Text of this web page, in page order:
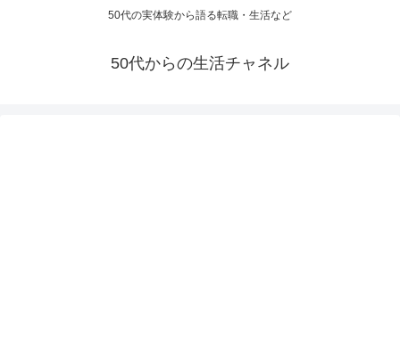
50代の実体験から語る転職・生活など
50代からの生活チャネル